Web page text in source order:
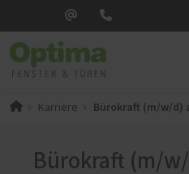
Karriere Bürokraft (m/w/d)
Bürokraft (m/